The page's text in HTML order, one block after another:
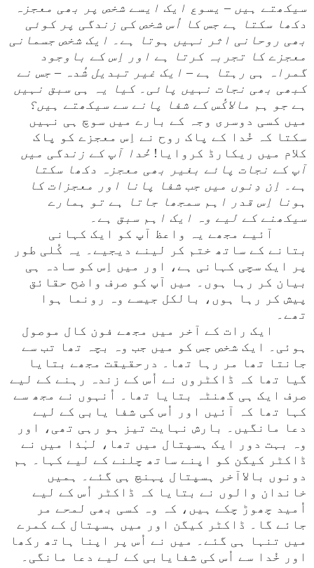
سیکھتے ہیں – یسوع ایک ایسے شخص پر بھی معجزہ
دکھا سکتا ہے جس کا اُس شخص کی زندگی پر کوئی
بھی روحانی اثر نہیں ہوتا ہے۔ ایک شخص جسمانی
معجزے کا تجربہ کرتا ہے اور اِس کے باوجود
گمراہ ہی رہتا ہے – ایک غیر تبدیل شُدہ – جس نے
کبھی بھی نجات نہیں پائی۔ کیا یہ ہی سبق نہیں
ہے جو ہم مالاکُس کے شفا پانے سے سیکھتے ہیں؟
میں کسی دوسری وجہ کے بارے میں سوچ ہی نہیں
سکتا کہ خُدا کے پاک روح نے اِس معجزے کو پاک
کلام میں ریکارڈ کروایا! خُدا آپ کے زندگی میں
آپ کے نجات پائے بغیر بھی معجزہ دکھا سکتا
ہے۔ اِن دِنوں میں جب شفا پانا اور معجزات کا
ہونا اِس قدر اہم سمجھا جاتا ہے تو ہمارے
سیکھنے کے لیے وہ ایک اہم سبق ہے۔
آئیے مجھے یہ واعظ آپ کو ایک کہانی
بتانے کے ساتھ ختم کر لینے دیجیے۔ یہ کُلی طور
پر ایک سچی کہانی ہے، اور میں اِس کو سادہ ہی
بیان کر رہا ہوں۔ میں آپ کو صرف واضح حقائق
پیش کر رہا ہوں، بالکل جیسے وہ رونما ہوا
تھے۔
ایک رات کے آخر میں مجھے فون کال موصول
ہوئی۔ ایک شخص جس کو میں جب وہ بچہ تھا تب سے
جانتا تھا مر رہا تھا۔ درحقیقت مجھے بتایا
گیا تھا کہ ڈاکٹروں نے اُس کے زندہ رہنے کے لیے
صرف ایک ہی گھنٹہ بتایا تھا۔ اُنہوں نے مجھ سے
کہا تھا کہ آئیں اور اُس کی شفا یابی کے لیے
دعا مانگیں۔ بارش نہایت تیز ہو رہی تھی، اور
وہ بہت دور ایک ہسپتال میں تھا، لہٰذا میں نے
ڈاکٹر کیگن کو اپنے ساتھ چلنے کے لیے کہا۔ ہم
دونوں بالاآخر ہسپتال پہنچ ہی گئے۔ ہمیں
خاندان والوں نے بتایا کہ ڈاکٹر اُس کے لیے
اُمید چھوڑ چکے ہیں، کہ وہ کسی بھی لمحے مر
جائے گا۔ ڈاکٹر کیگن اور میں ہسپتال کے کمرے
میں تنہا ہی گئے۔ میں نے اُس پر اپنا ہاتھ رکھا
اور خُدا سے اُس کی شفایابی کے لیے دعا مانگی۔